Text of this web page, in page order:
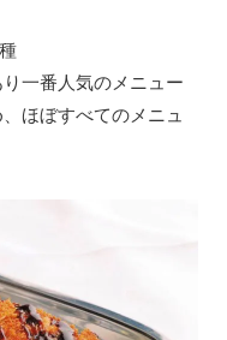
一番人気のメニュー
ほぼすべてのメニュ